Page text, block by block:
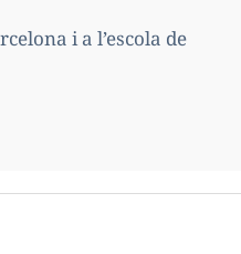
i a l’escola de